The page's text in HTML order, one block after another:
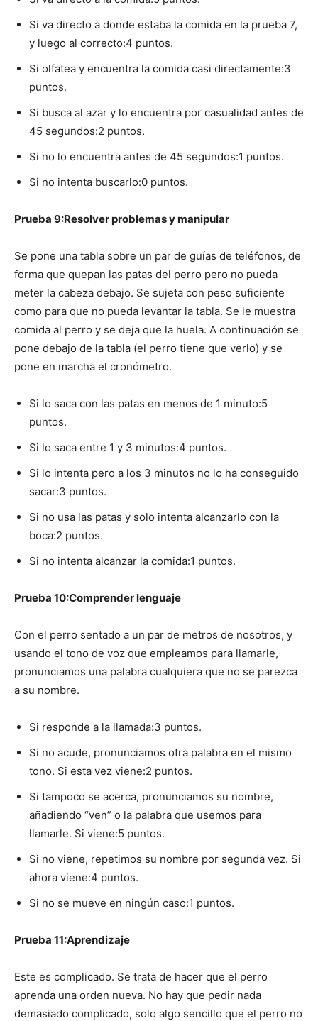
Si va directo a donde estaba la comida en la prueba 7,
y luego al correcto:4 puntos.
Si olfatea y encuentra la comida casi directamente:3
puntos.
Si busca al azar y lo encuentra por casualidad antes de
45 segundos:2 puntos.
Si no lo encuentra antes de 45 segundos:1 puntos.
Si no intenta buscarlo:0 puntos.
Prueba 9:Resolver problemas y manipular
Se pone una tabla sobre un par de guías de teléfonos, de
forma que quepan las patas del perro pero no pueda
meter la cabeza debajo. Se sujeta con peso suficiente
como para que no pueda levantar la tabla. Se le muestra
comida al perro y se deja que la huela. A continuación se
pone debajo de la tabla (el perro tiene que verlo) y se
pone en marcha el cronómetro.
Si lo saca con las patas en menos de 1 minuto:5
puntos.
Si lo saca entre 1 y 3 minutos:4 puntos.
Si lo intenta pero a los 3 minutos no lo ha conseguido
sacar:3 puntos.
Si no usa las patas y solo intenta alcanzarlo con la
boca:2 puntos.
Si no intenta alcanzar la comida:1 puntos.
Prueba 10:Comprender lenguaje
Con el perro sentado a un par de metros de nosotros, y
usando el tono de voz que empleamos para llamarle,
pronunciamos una palabra cualquiera que no se parezca
a su nombre.
Si responde a la llamada:3 puntos.
Si no acude, pronunciamos otra palabra en el mismo
tono. Si esta vez viene:2 puntos.
Si tampoco se acerca, pronunciamos su nombre,
añadiendo “ven” o la palabra que usemos para
llamarle. Si viene:5 puntos.
Si no viene, repetimos su nombre por segunda vez. Si
ahora viene:4 puntos.
Si no se mueve en ningún caso:1 puntos.
Prueba 11:Aprendizaje
Este es complicado. Se trata de hacer que el perro
aprenda una orden nueva. No hay que pedir nada
demasiado complicado, solo algo sencillo que el perro no